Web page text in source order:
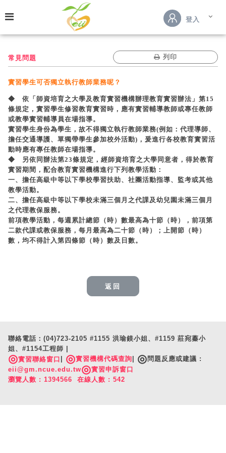
登入
常見問題 列印
實習學生可否獨立執行教師業務呢？
◆ 依「師資培育之大學及教育實習機構辦理教育實習辦法」第15
條規定，實習學生修習教育實習時，應有實習輔導教師或專任教師
或教學實習輔導員在場指導。
實習學生身份為學生，故不得獨立執行教師業務(例如：代理導師、
擔任交通導護、單獨帶學生參加校外活動)，爰進行各校教育實習活
動時應有專任教師在場指導。
◆ 另依同辦法第23條規定，經師資培育之大學同意者，得於教育
實習期間，配合教育實習機構進行下列教學活動：
一、擔任高級中等以下學校學習扶助、社團活動指導、監考或其他
教學活動。
二、擔任高級中等以下學校未滿三個月之代課及幼兒園未滿三個月
之代理教保服務。
前項教學活動，每週累計總節（時）數最高為十節（時），前項第
二款代課或教保服務，每月最高為二十節（時）；上開節（時）
數，均不得計入第四條節（時）數及日數。
返回
聯絡電話：(04)723-2105 #1155 洪瑜鎂小姐、#1159 莊宛蓁小
姐、#1154工程師 |
◎實習聯絡窗口 ◎實習機構代碼查詢 ◎ 問題反應或建議 :
eii@gm.ncue.edu.tw◎實習申訴窗口
瀏覽人數 : 1394566 在線人數 : 542